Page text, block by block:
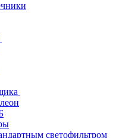
светофильтром